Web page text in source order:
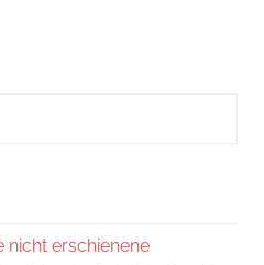
nicht erschienene